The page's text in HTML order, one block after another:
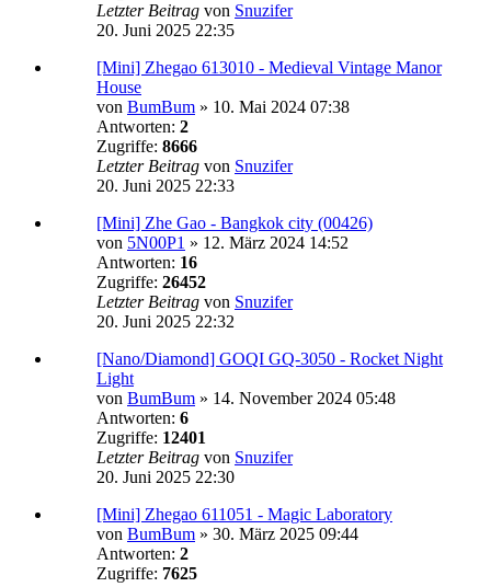
Letzter Beitrag von Snuzifer
20. Juni 2025 22:35
[Mini] Zhegao 613010 - Medieval Vintage Manor
House
von BumBum » 10. Mai 2024 07:38
Antworten: 2
Zugriffe: 8666
Letzter Beitrag von Snuzifer
20. Juni 2025 22:33
[Mini] Zhe Gao - Bangkok city (00426)
von 5N00P1 » 12. März 2024 14:52
Antworten: 16
Zugriffe: 26452
Letzter Beitrag von Snuzifer
20. Juni 2025 22:32
[Nano/Diamond] GOQI GQ-3050 - Rocket Night
Light
von BumBum » 14. November 2024 05:48
Antworten: 6
Zugriffe: 12401
Letzter Beitrag von Snuzifer
20. Juni 2025 22:30
[Mini] Zhegao 611051 - Magic Laboratory
von BumBum » 30. März 2025 09:44
Antworten: 2
Zugriffe: 7625